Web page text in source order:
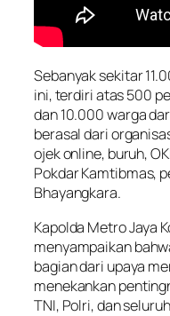
Sebanyak sekitar
ini, terdiri atas 500
dan 10.000 warga
berasal dari
ojek online, buruh,
Pokdar Kamtibmas,
Bhayangkara.
Kapolda Metro Jaya
menyampaikan
bagian dari upaya
menekankan
TNI, Polri, dan